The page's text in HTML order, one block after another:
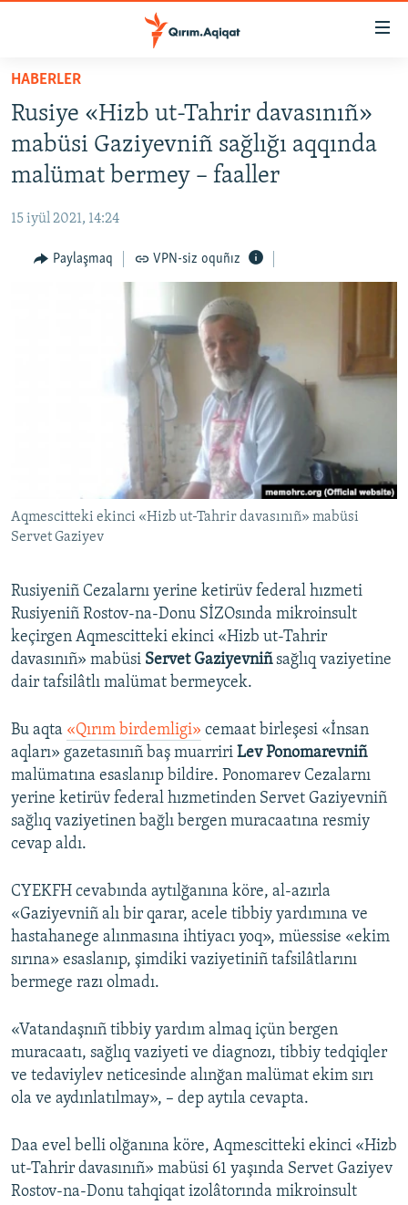
Esas
qaytmaq
Baş
navigatsiyağa
qaytmaq
Qıdıruvğa
qaytmaq
SİYASET
İQTİSADİYAT
MEDENİYET
İNSAN AQLARI
QOŞULIÑIZ!
RFE/RS bütün saytları
HABERLER
Rusiye «Hizb ut-Tahrir davasınıñ»
mabüsi Gaziyevniñ sağlığı aqqında
malümat bermey – faaller
15 iyül 2021, 14:24
Paylaşmaq VPN-siz oquñız
Aqmescitteki ekinci «Hizb ut-Tahrir davasınıñ» mabüsi
Servet Gaziyev
Rusiyeniñ Cezalarnı yerine ketirüv federal hızmeti
Rusiyeniñ Rostov-na-Donu SİZOsında mikroinsult
keçirgen Aqmescitteki ekinci «Hizb ut-Tahrir
davasınıñ» mabüsi Servet Gaziyevniñsağlıq vaziyetine
dair tafsilâtlı malümat bermeycek.
Bu aqta «Qırım birdemligi» cemaat birleşesi «İnsan
aqları» gazetasınıñ baş muarriri Lev Ponomarevniñ
malümatına esaslanıp bildire. Ponomarev Cezalarnı
yerine ketirüv federal hızmetinden Servet Gaziyevniñ
sağlıq vaziyetinen bağlı bergen muracaatına resmiy
cevap aldı.
CYEKFH cevabında aytılğanına köre, al-azırla
«Gaziyevniñ alı bir qarar, acele tibbiy yardımına ve
hastahanege alınmasına ihtiyacı yoq», müessise «ekim
sırına» esaslanıp, şimdiki vaziyetiniñ tafsilâtlarını
bermege razı olmadı.
«Vatandaşnıñ tibbiy yardım almaq içün bergen
muracaatı, sağlıq vaziyeti ve diagnozı, tibbiy tedqiqler
ve tedaviylev neticesinde alınğan malümat ekim sırı
ola ve aydınlatılmay», – dep aytıla cevapta.
Daa evel belli olğanına köre, Aqmescitteki ekinci «Hizb
ut-Tahrir davasınıñ» mabüsi 61 yaşında Servet Gaziyev
Rostov-na-Donu tahqiqat izolâtorında mikroinsult